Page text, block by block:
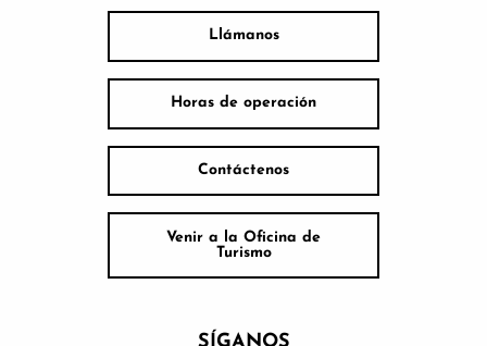
Llámanos
Horas de operación
Contáctenos
Venir a la Oficina de
Turismo